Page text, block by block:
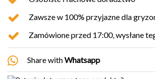
Zawsze w 100% przyjazne dla
Zamówione przed 17:00, wysłane
Share withWhatsapp